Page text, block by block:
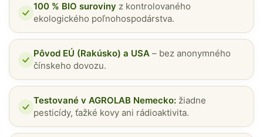
100 % BIO suroviny z kontrolovaného
ekologického poľnohospodárstva.
Pôvod EÚ (Rakúsko) a USA – bez anonymného
čínskeho dovozu.
Testované v AGROLAB Nemecko: žiadne
pesticídy, ťažké kovy ani rádioaktivita.